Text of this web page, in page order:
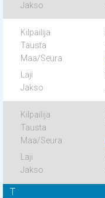
T